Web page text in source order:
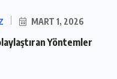
MART 1, 2026
Yöntemler